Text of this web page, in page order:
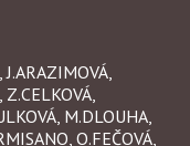
M.DLOUHA,
O.FEČOVÁ,